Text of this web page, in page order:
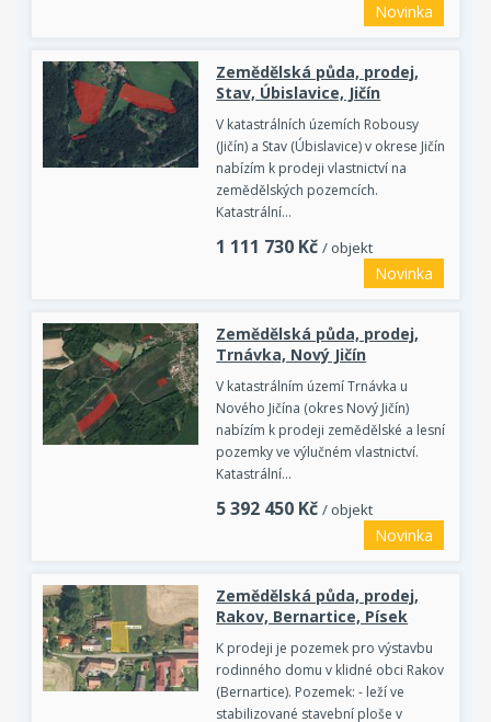
Novinka
Zemědělská půda, prodej,
Stav, Úbislavice, Jičín
V katastrálních územích Robousy
(Jičín) a Stav (Úbislavice) v okrese Jičín
nabízím k prodeji vlastnictví na
zemědělských pozemcích.
Katastrální…
1 111 730 Kč / objekt
Novinka
Zemědělská půda, prodej,
Trnávka, Nový Jičín
V katastrálním území Trnávka u
Nového Jičína (okres Nový Jičín)
nabízím k prodeji zemědělské a lesní
pozemky ve výlučném vlastnictví.
Katastrální…
5 392 450 Kč / objekt
Novinka
Zemědělská půda, prodej,
Rakov, Bernartice, Písek
K prodeji je pozemek pro výstavbu
rodinného domu v klidné obci Rakov
(Bernartice). Pozemek: - leží ve
stabilizované stavební ploše v